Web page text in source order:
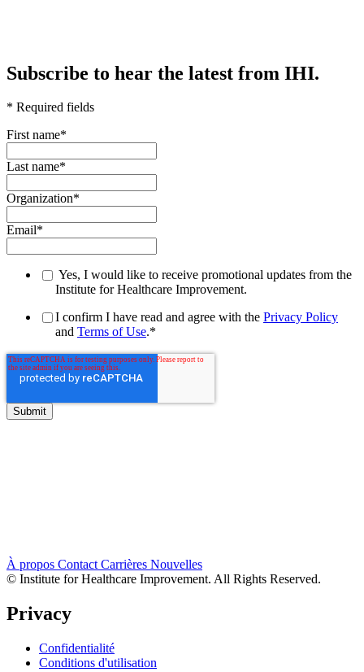
Subscribe to hear the latest from IHI.
* Required fields
First name*
Last name*
Organization*
Email*
Yes, I would like to receive promotional updates from the
Institute for Healthcare Improvement.
I confirm I have read and agree with the Privacy Policy
and Terms of Use.*
À propos ContactCarrières Nouvelles
© Institute for Healthcare Improvement. All Rights Reserved.
Privacy
Confidentialité
Conditions d'utilisation